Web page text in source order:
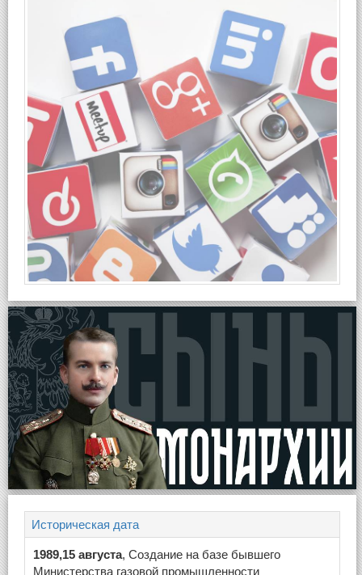
Историческая дата
1989,15 августа, Создание на базе бывшего
Министерства газовой промышленности